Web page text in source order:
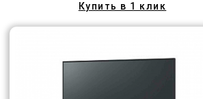
Купить в 1 клик